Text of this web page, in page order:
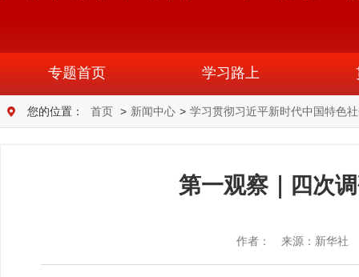
专题首页 学习路上
您的位置： 首页 > 新闻中心 > 学习贯彻习近平新时代中国特色
第一观察｜四次
作者： 来源：新华社